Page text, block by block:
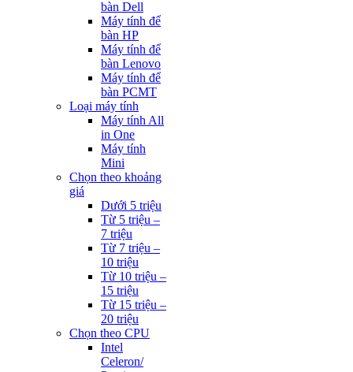
bàn Dell
Máy tính để
bàn HP
Máy tính để
bàn Lenovo
Máy tính để
bàn PCMT
Loại máy tính
Máy tính All
in One
Máy tính
Mini
Chọn theo khoảng
giá
Dưới 5 triệu
Từ 5 triệu –
7 triệu
Từ 7 triệu –
10 triệu
Từ 10 triệu –
15 triệu
Từ 15 triệu –
20 triệu
Chọn theo CPU
Intel
Celeron/